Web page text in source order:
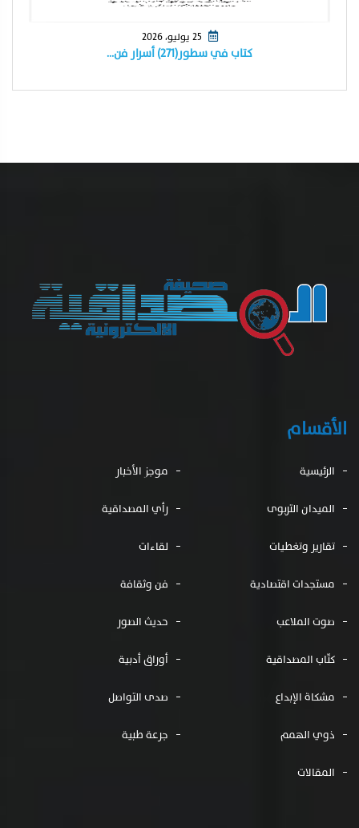
كتاب في سطور(٢٧١) أسرار فن…
الأقسام
الرئيسية موجز الأخبار
الميدان التربوى رأي المصداقية
تقارير وتغطيات لقاءات
مستجدات اقتصادية فن وثقافة
صوت الملاعب حديث الصور
كتّاب المصداقية أوراق أدبية
مشكاة الإبداع صدى التواصل
ذوي الهمم جرعة طبية
المقالات